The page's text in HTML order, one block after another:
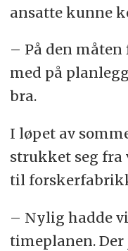
ansatte kunne
– På den
med på
bra.
I løpet av
strukket seg
til
– Nylig hadde
timeplanen.